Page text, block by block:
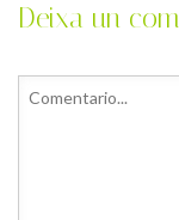
Deixa un